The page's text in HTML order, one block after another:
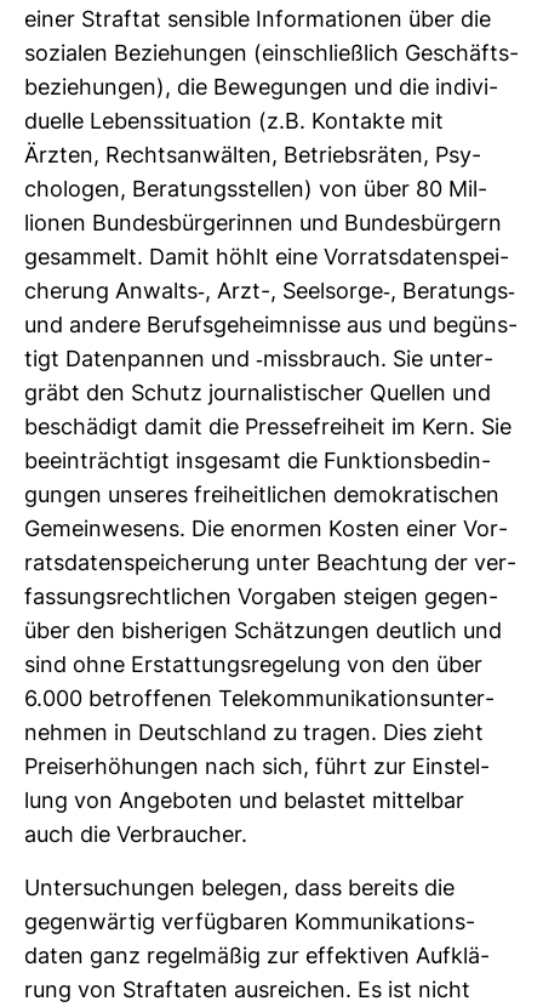
einer Straftat sen­sible Infor­ma­tionen über die
sozialen Bezie­hungen (ein­schließ­lich Geschäfts­
be­zie­hungen), die Bewe­gungen und die indi­vi­
du­elle Lebens­si­tua­tion (z.B. Kon­takte mit
Ärzten, Rechts­an­wälten, Betriebs­räten, Psy­
cho­logen, Bera­tungs­stellen) von über 80 Mil­
lionen Bun­des­bür­ge­rinnen und Bun­des­bür­gern
gesam­melt. Damit höhlt eine Vor­rats­da­ten­spei­
che­rung Anwalts-​, Arzt-, Seel­sorge-​, Bera­tungs-​
und andere Berufs­ge­heim­nisse aus und begüns­
tigt Daten­pannen und -​miss­brauch. Sie unter­
gräbt den Schutz jour­na­lis­ti­scher Quellen und
beschä­digt damit die Pres­se­frei­heit im Kern. Sie
beein­träch­tigt ins­ge­samt die Funk­ti­ons­be­din­
gungen unseres frei­heit­li­chen demo­kra­ti­schen
Gemein­we­sens. Die enormen Kosten einer Vor­
rats­da­ten­spei­che­rung unter Beach­tung der ver­
fas­sungs­recht­li­chen Vor­gaben steigen gegen­
über den bis­he­rigen Schät­zungen deut­lich und
sind ohne Erstat­tungs­re­ge­lung von den über
6.000 betrof­fenen Tele­kom­mu­ni­ka­ti­ons­un­ter­
nehmen in Deutsch­land zu tragen. Dies zieht
Preis­er­hö­hungen nach sich, führt zur Ein­stel­
lung von Ange­boten und belastet mit­telbar
auch die Ver­brau­cher.
Unter­su­chungen belegen, dass bereits die
gegen­wärtig ver­füg­baren Kom­mu­ni­ka­ti­ons­
daten ganz regel­mäßig zur effek­tiven Auf­klä­
rung von Straf­taten aus­rei­chen. Es ist nicht